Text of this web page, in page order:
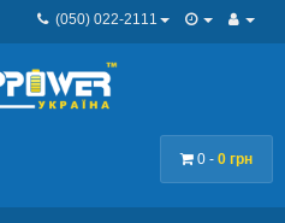
(050) 022-2111
0 - 0 грн